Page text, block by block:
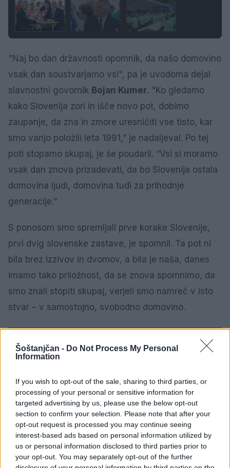
Šoštanjčan - Do Not Process My Personal
Information
If you wish to opt-out of the sale, sharing to third parties, or
processing of your personal or sensitive information for
targeted advertising by us, please use the below opt-out
section to confirm your selection. Please note that after your
opt-out request is processed you may continue seeing
interest-based ads based on personal information utilized by
us or personal information disclosed to third parties prior to
your opt-out. You may separately opt-out of the further
"Naj bo dan državnosti opomnik, da našo domovino
vsak dan soustvarjamo vsi", pa je uvodoma dejal
slavnostni govornik Bojan Kumer. "Ko gledamo
kako Slovenija zori in išče novo pot, dobimo
zaupanje, da zna in zmore uresničiti vse tisto, kar
smo vanjo položili leta 1991,” je nadaljeval. Po tej
poti stopamo skupaj, je še poudaril. “Vsi si moramo
vsak dan znova prizadevati, da bo Slovenija ostala
domovina ljudi, domovina tudi za prihodnje
generacije.”
S ponosom smo spremljali prve korake Slovenije,
prvi dvig slovenske zastave, je spomnil. Ta pot ni
bila brez izzivov in dvomov, a bila je naša, danes
imamo tako priložnost, da se znova spomnimo, da
smo znali stopiti skupaj, verjeli smo namreč v isto
stvar – v samostojno, svobodno domovino.
"Nikoli ne pozabim, od kod prihajam," je še
izpostavil. Solidarnost, poštenost, delavnost so
vrednote, ki jih živimo v Šaleški dolini, kjer znamo
stopiti skupaj tudi v najtežjih trenutkih. "Ponosen
sem, da prihajam iz kraja, kjer so pogledi usmerjeni